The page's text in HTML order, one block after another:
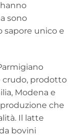
sono
sapore unico e
crudo, prodotto
Modena e
che
Il latte
bovini